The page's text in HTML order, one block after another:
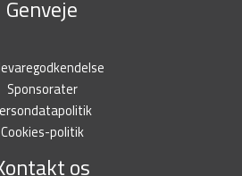
Genveje
Sponsorater
Cookies-politik
os